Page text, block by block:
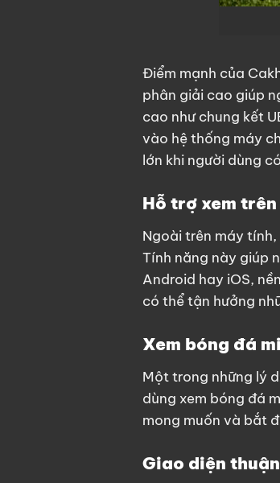
Điểm mạnh của
phân giải cao giúp
cao như chung kết
vào hệ thống máy
lớn khi người dùng
Hỗ trợ xem
Ngoài trên máy
Tính năng này giúp
Android hay iOS,
có thể tận hưởng
Xem bóng đá
Một trong những lý
dùng xem bóng đá
mong muốn và bắt
Giao diện